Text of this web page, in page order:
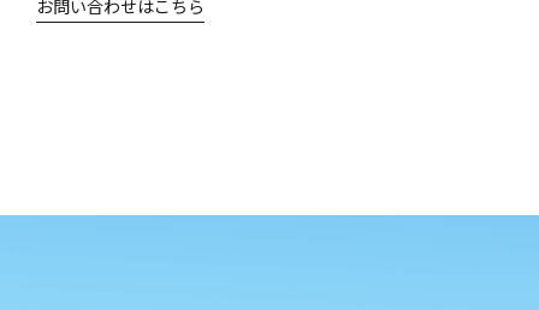
お問い合わせはこちら